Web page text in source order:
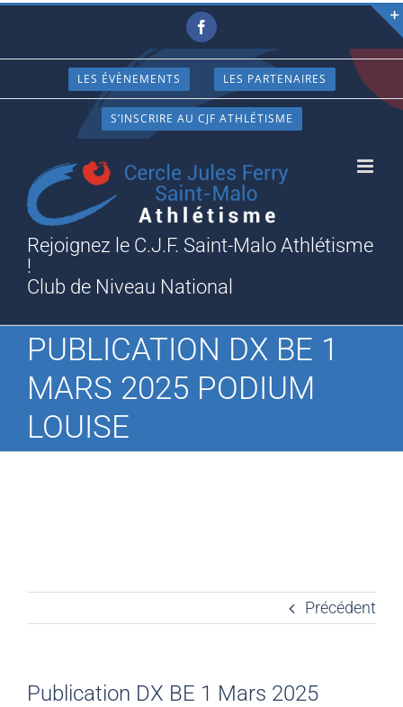
Passer
contenu
Facebook
LES ÉVÈNEMENTS LES PARTENAIRES
S’INSCRIRE AU CJF ATHLÉTISME
Rejoignez le C.J.F. Saint-Malo Athlétisme
!
Club de Niveau National
PUBLICATION DX BE 1
MARS 2025 PODIUM
LOUISE
Précédent
Publication DX BE 1 Mars 2025